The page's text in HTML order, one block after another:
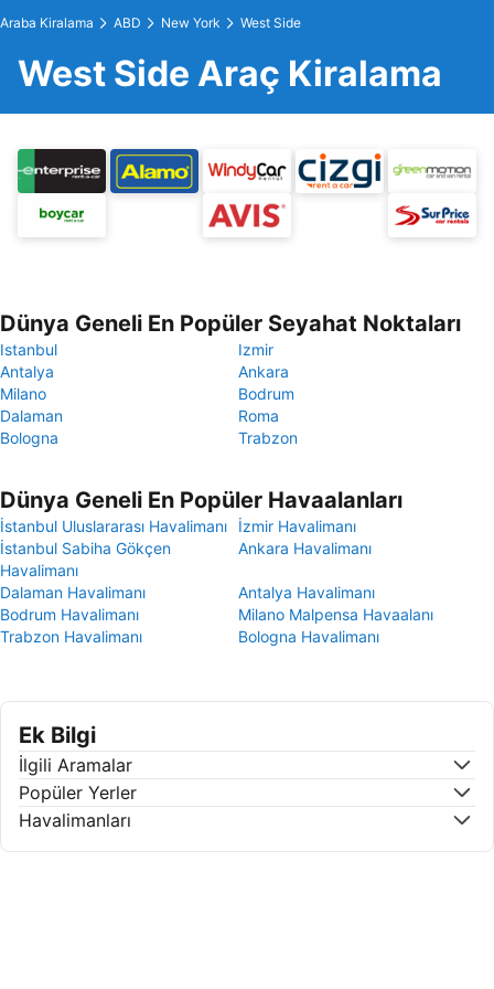
Araba Kiralama ABD New York West Side
West Side Araç Kiralama
Dünya Geneli En Popüler Seyahat Noktaları
Istanbul
Izmir
Antalya
Ankara
Milano
Bodrum
Dalaman
Roma
Bologna
Trabzon
Dünya Geneli En Popüler Havaalanları
İstanbul Uluslararası Havalimanı
İzmir Havalimanı
İstanbul Sabiha Gökçen
Havalimanı
Ankara Havalimanı
Dalaman Havalimanı
Antalya Havalimanı
Bodrum Havalimanı
Milano Malpensa Havaalanı
Trabzon Havalimanı
Bologna Havalimanı
Ek Bilgi
İlgili Aramalar
Popüler Yerler
Havalimanları